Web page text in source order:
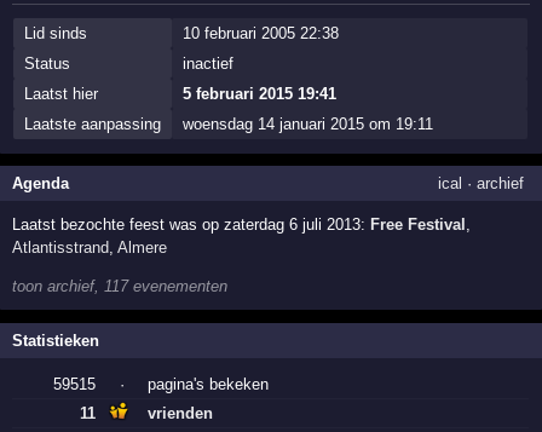
Lid sinds
10 februari 2005 22:38
Status
inactief
Laatst hier
5 februari 2015 19:41
Laatste aanpassing
woensdag 14 januari 2015 om 19:11
Agenda ical · archief
Laatst bezochte feest was op zaterdag 6 juli 2013: Free Festival ,
Atlantisstrand,Almere
toon archief, 117 evenementen
Statistieken
59515 ·
pagina's bekeken
11
vrienden